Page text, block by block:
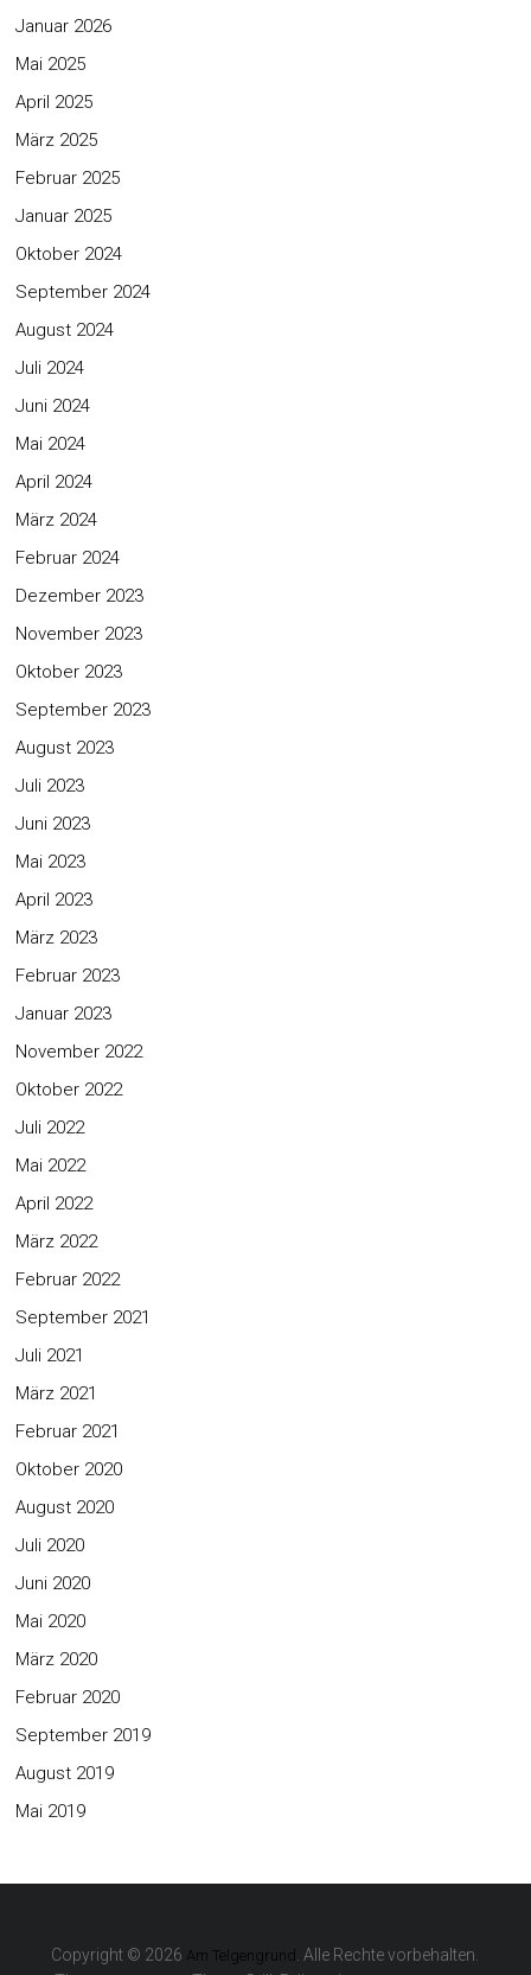
Januar 2026
Mai 2025
April 2025
März 2025
Februar 2025
Januar 2025
Oktober 2024
September 2024
August 2024
Juli 2024
Juni 2024
Mai 2024
April 2024
März 2024
Februar 2024
Dezember 2023
November 2023
Oktober 2023
September 2023
August 2023
Juli 2023
Juni 2023
Mai 2023
April 2023
März 2023
Februar 2023
Januar 2023
November 2022
Oktober 2022
Juli 2022
Mai 2022
April 2022
März 2022
Februar 2022
September 2021
Juli 2021
März 2021
Februar 2021
Oktober 2020
August 2020
Juli 2020
Juni 2020
Mai 2020
März 2020
Februar 2020
September 2019
August 2019
Mai 2019
Copyright © 2026 Am Telgengrund
. Alle Rechte vorbehalten.